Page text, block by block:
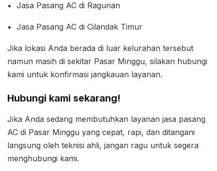
Jasa Pasang AC di Ragunan
Jasa Pasang AC di Cilandak Timur
Jika lokasi Anda berada di luar kelurahan tersebut
namun masih di sekitar Pasar Minggu, silakan hubungi
kami untuk konfirmasi jangkauan layanan.
Hubungi kami sekarang!
Jika Anda sedang membutuhkan layanan jasa pasang
AC di Pasar Minggu yang cepat, rapi, dan ditangani
langsung oleh teknisi ahli, jangan ragu untuk segera
menghubungi kami.